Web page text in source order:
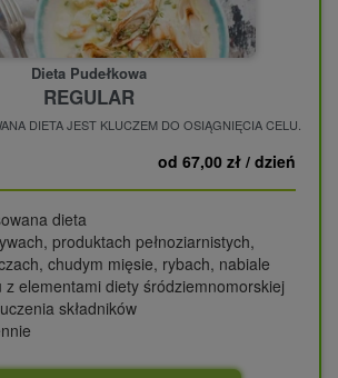
Dieta Pudełkowa
REGULAR
DIETA JEST KLUCZEM DO OSIĄGNIĘCIA CELU.
od 67,00 zł / dzień
dieta
produktach pełnoziarnistych,
chudym mięsie, rybach, nabiale
z elementami diety śródziemnomorskiej
składników